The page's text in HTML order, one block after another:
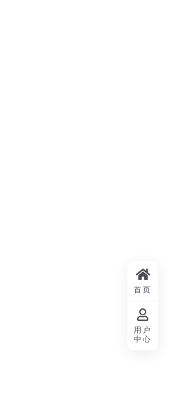
首页
用户
中心